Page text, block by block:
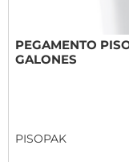
PEGAMENTO
GALONES
PISOPAK